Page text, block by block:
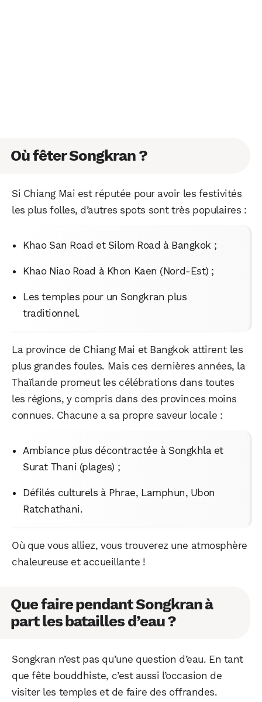
Où fêter Songkran ?
Si Chiang Mai est réputée pour avoir les festivités
les plus folles, d’autres spots sont très populaires :
Khao San Road et Silom Road à Bangkok ;
Khao Niao Road à Khon Kaen (Nord-Est) ;
Les temples pour un Songkran plus
traditionnel.
La province de Chiang Mai et Bangkok attirent les
plus grandes foules. Mais ces dernières années, la
Thaïlande promeut les célébrations dans toutes
les régions, y compris dans des provinces moins
connues. Chacune a sa propre saveur locale :
Ambiance plus décontractée à Songkhla et
Surat Thani (plages) ;
Défilés culturels à Phrae, Lamphun, Ubon
Ratchathani.
Où que vous alliez, vous trouverez une atmosphère
chaleureuse et accueillante !
Que faire pendant Songkran à
part les batailles d’eau ?
Songkran n’est pas qu’une question d’eau. En tant
que fête bouddhiste, c’est aussi l’occasion de
visiter les temples et de faire des offrandes.
Facebook X